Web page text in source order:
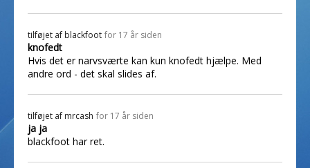
tilføjet af blackfoot for 17 år siden
knofedt
Hvis det er narvsværte kan kun knofedt hjælpe. Med
andre ord - det skal slides af.
tilføjet af mrcash for 17 år siden
ja ja
blackfoot har ret.